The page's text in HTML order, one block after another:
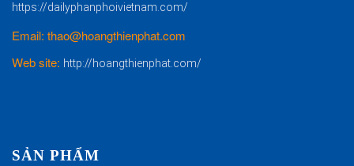
https://dailyphanphoivietnam.com/
Email: thao@hoangthienphat.com
Web site: http://hoangthienphat.com/
SẢN PHẨM